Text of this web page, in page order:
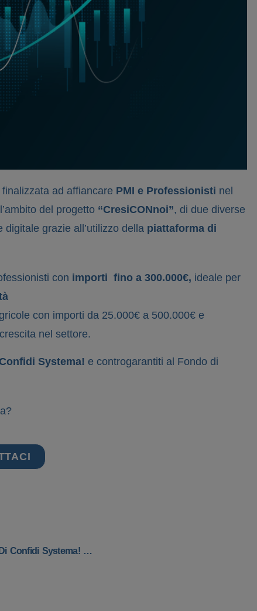
finalizzata ad affiancare PMI e Professionisti nel
del progetto “CresiCONnoi”, di due diverse
grazie all’utilizzo della piattaforma di
con importi fino a 300.000€, ideale per
con importi da 25.000€ a 500.000€ e
nel settore.
Systema! e controgarantiti al Fondo di
L’Assemblea Dei Soci Nomina Enrico Cereda Presidente Di Confidi Systema! E Approva Il Bilancio D’esercizio 2024.